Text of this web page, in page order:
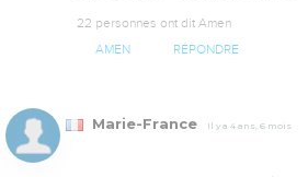
22 personnes ont dit Amen
AMEN RÉPONDRE
Marie-France Il y a 4 ans, 6 mois